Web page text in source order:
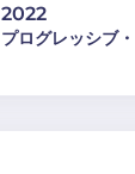
2022
プログレッシブ